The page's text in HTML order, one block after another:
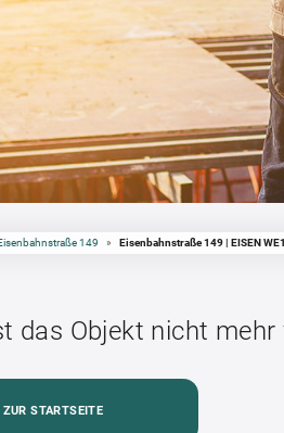
149 » Eisenbahnstraße 149 | EISEN
das Objekt nicht mehr
ZUR STARTSEITE